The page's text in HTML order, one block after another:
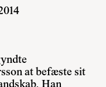
at befæste sit
Han